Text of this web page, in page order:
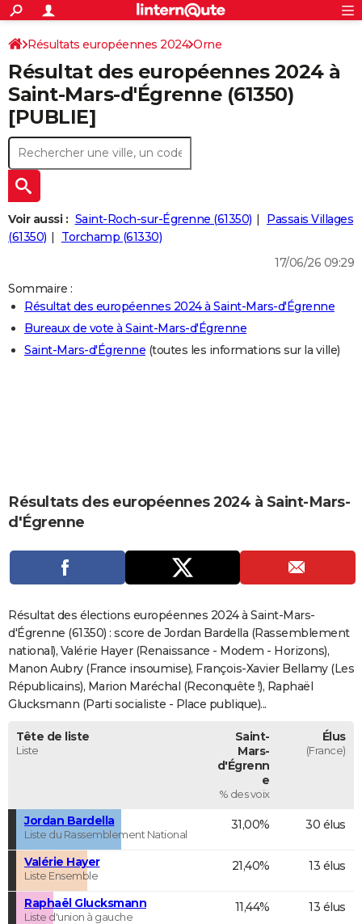
ACTUALITÉS
Politique
Société
Faits Divers
Education
Monde
Villes
+
SPORT
Coupe du monde 2026
Football
Tennis
Cyclisme
Rugby
Forum
CULTURE
Programme TV
TNT
Streaming
Cinéma
Sorties cinéma
Musique
+FINANCE
Retraite
Impôts
Epargne
Immobilier
Risques naturels par ville
Banque
Assurance
CréditAUTO
Essais
Réserver un essai
Citadines
Berlines
SUV
Forum auto
+HIGH-TECH
Mobiles
Meilleur smartphone
Internet
Ordinateurs
Jeux vidéo
Guide high-tech
+
BRICOLAGE
Forum
Aménagement intérieur
Extérieur
Cuisine
Salle de bains
Jardinage
Rangement
+
LIFESTYLE
Art de vivre
Bien-être
Loisirs
Mode
Modes de vie
SANTE
Alimentation
Guide de la santé
Maladies
Médicaments
Sommeil
VOYAGE
Carte de Noël
Carte Bonne année
Carte Saint-Valentin
Carte Pâques
Carte d'anniversaire
DICTIONNAIRE
COPAINS D'AVANT
AVIS DE DÉCÈS
FORUM
Bricolage
Lifestyle
Culture
Sport
Auto
Television
Voyage
Cinema
S'inscrire
Connexion
Résultats européennes 2024 Orne
Résultat des européennes 2024 à
Saint-Mars-d'Égrenne (61350)
[PUBLIE]
Voir aussi : Saint-Roch-sur-Égrenne (61350)
Passais Villages
(61350)
Torchamp (61330)
17/06/26 09:29
Sommaire :
Résultat des européennes 2024 à Saint-Mars-d'Égrenne
Bureaux de vote à Saint-Mars-d'Égrenne
Saint-Mars-d'Égrenne (toutes les informations sur la ville)
Résultats des européennes 2024 à Saint-Mars-
d'Égrenne
Résultat des élections européennes 2024 à Saint-Mars-
d'Égrenne (61350) : score de Jordan Bardella (Rassemblement
national), Valérie Hayer (Renaissance - Modem - Horizons),
Manon Aubry (France insoumise), François-Xavier Bellamy (Les
Républicains), Marion Maréchal (Reconquête !), Raphaël
Glucksmann (Parti socialiste - Place publique)...
Tête de liste
Liste
Saint-
Mars-
d'Égrenn
e
% des voix
Élus
(France)
Jordan Bardella
Liste du Rassemblement National
31,00% 30 élus
Valérie Hayer
Liste Ensemble
21,40% 13 élus
Raphaël Glucksmann
Liste d'union à gauche
11,44% 13 élus